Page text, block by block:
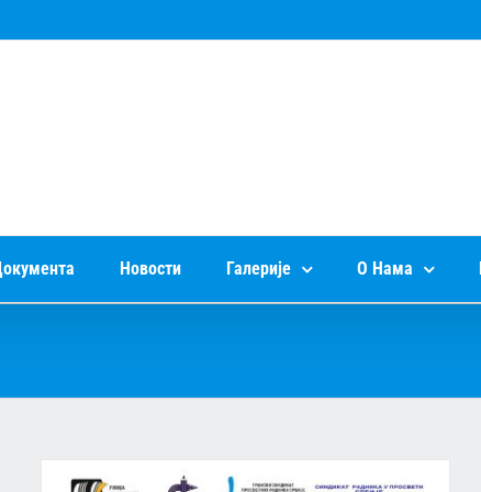
Новости Галерије О Нама